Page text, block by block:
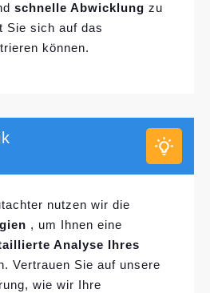
schnelle Abwicklung zu
Sie sich auf das
können.
nutzen wir die
, um Ihnen eine
Analyse Ihres
Vertrauen Sie auf unsere
wie wir Ihre